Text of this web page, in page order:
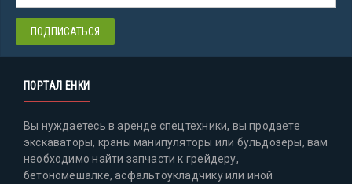
ПОРТАЛ ЕНКИ
Вы нуждаетесь в аренде спецтехники, вы продаете
экскаваторы, краны манипуляторы или бульдозеры, вам
необходимо найти запчасти к грейдеру,
бетономешалке, асфальтоукладчику или иной